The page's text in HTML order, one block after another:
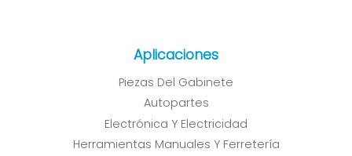
Aplicaciones
Piezas Del Gabinete
Autopartes
Electrónica Y Electricidad
Herramientas Manuales Y Ferretería